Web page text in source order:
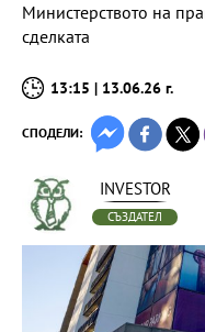
Министерството на
сделката
13:15 | 13.06.26 г.
СПОДЕЛИ:
INVESTOR
СЪЗДАТЕЛ